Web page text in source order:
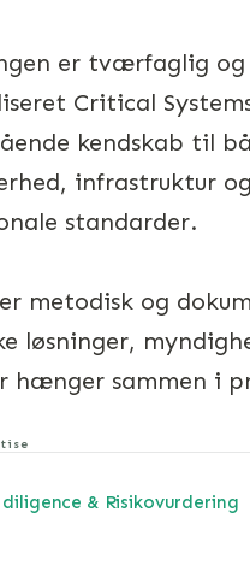
er tværfaglig
Critical
kendskab til
infrastruktur og
standarder.
metodisk og
løsninger,
hænger sammen i
diligence & Risikovurdering